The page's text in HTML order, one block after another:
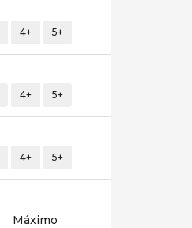
4+ 5+
4+ 5+
4+ 5+
Máximo